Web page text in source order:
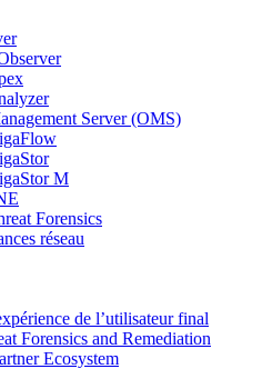
Server (OMS)
M
Forensics
réseau
de l’utilisateur final
Forensics and Remediation
Ecosystem